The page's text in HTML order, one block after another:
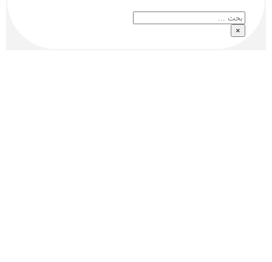
بحث
×